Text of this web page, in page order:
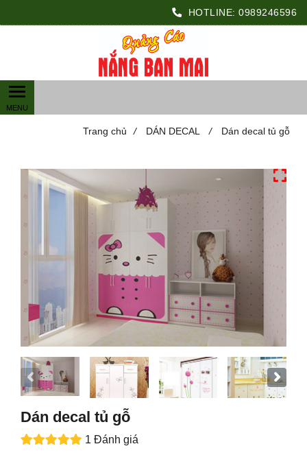
HOTLINE: 0989246596
Trang chủ / DÁN DECAL / Dán decal tủ gỗ
Dán decal tủ gỗ
1 Đánh giá